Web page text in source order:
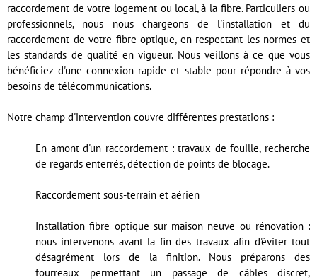
raccordement de votre logement ou local, à la fibre. Particuliers ou
professionnels, nous nous chargeons de l'installation et du
raccordement de votre fibre optique, en respectant les normes et
les standards de qualité en vigueur. Nous veillons à ce que vous
bénéficiez d'une connexion rapide et stable pour répondre à vos
besoins de télécommunications.
Notre champ d'intervention couvre différentes prestations :
En amont d'un raccordement : travaux de fouille, recherche
de regards enterrés, détection de points de blocage.
Raccordement sous-terrain et aérien
Installation fibre optique sur maison neuve ou rénovation :
nous intervenons avant la fin des travaux afin d'éviter tout
désagrément lors de la finition. Nous préparons des
fourreaux permettant un passage de câbles discret,